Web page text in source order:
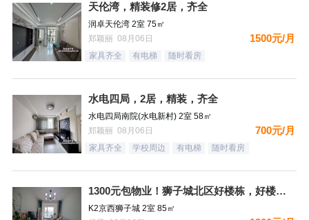
天伦湾，精装修2居，齐全
润卓天伦湾 2室 75㎡
郑颖丽 08月06日
1500元/月
家具齐全 有电梯 随时看房
水电四局，2居，精装，齐全
水电四局南院(水电新村) 2室 58㎡
郑颖丽 08月06日
700元/月
家具齐全 学校周边 有电梯 随时看房
1300元包物业！狮子城北区好楼栋，好楼层，精装自住标准，很
K2京西狮子城 2室 85㎡